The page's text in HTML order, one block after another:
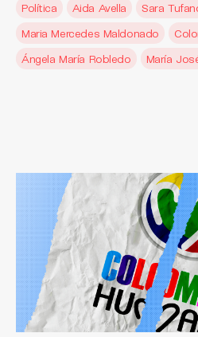
Política
Aida Avella Sara
Maria Mercedes Maldonado
Ángela María Robledo
María